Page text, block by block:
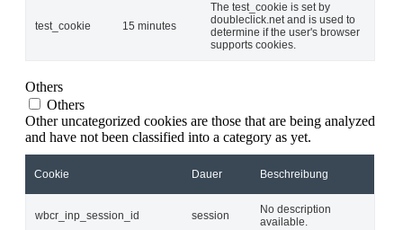
test_cookie 15 minutes
The test_cookie is set by
doubleclick.net and is used to
determine if the user's browser
supports cookies.
Others
Others
Other uncategorized cookies are those that are being analyzed
and have not been classified into a category as yet.
Cookie Dauer Beschreibung
wbcr_inp_session_id session
No description
available.